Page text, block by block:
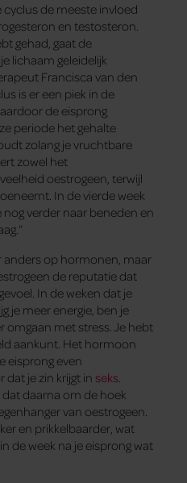
de meeste invloed
en testosteron.
gehad, gaat de
lichaam geleidelijk
Francisca van den
is er een piek in de
de eisprong
periode het gehalte
zolang je vruchtbare
zowel het
oestrogeen, terwijl
In de vierde week
verder naar beneden en
anders op hormonen, maar
de reputatie dat
In de weken dat je
je meer energie, ben je
omgaan met stress. Je hebt
aankunt. Het hormoon
eisprong even
je zin krijgt in seks.
daarna om de hoek
van oestrogeen.
en prikkelbaarder, wat
de week na je eisprong wat